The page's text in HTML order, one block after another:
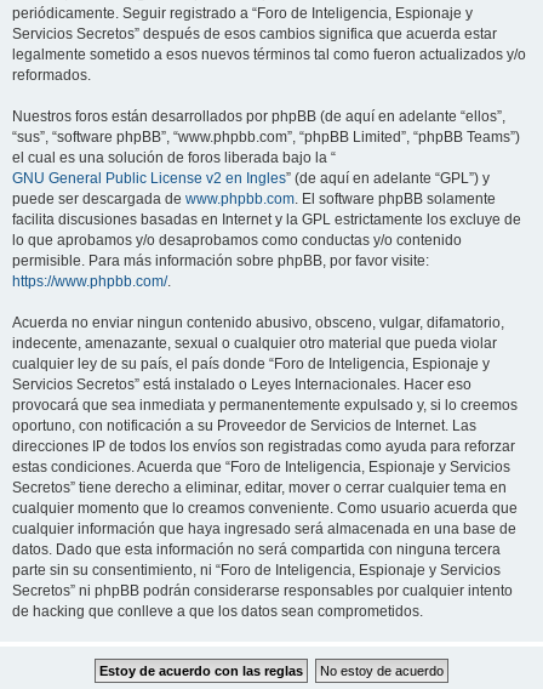
periódicamente. Seguir registrado a “Foro de Inteligencia, Espionaje y
Servicios Secretos” después de esos cambios significa que acuerda estar
legalmente sometido a esos nuevos términos tal como fueron actualizados y/o
reformados.
Nuestros foros están desarrollados por phpBB (de aquí en adelante “ellos”,
“sus”, “software phpBB”, “www.phpbb.com”, “phpBB Limited”, “phpBB Teams”)
el cual es una solución de foros liberada bajo la “
GNU General Public License v2 en Ingles” (de aquí en adelante “GPL”) y
puede ser descargada de www.phpbb.com. El software phpBB solamente
facilita discusiones basadas en Internet y la GPL estrictamente los excluye de
lo que aprobamos y/o desaprobamos como conductas y/o contenido
permisible. Para más información sobre phpBB, por favor visite:
https://www.phpbb.com/.
Acuerda no enviar ningun contenido abusivo, obsceno, vulgar, difamatorio,
indecente, amenazante, sexual o cualquier otro material que pueda violar
cualquier ley de su país, el país donde “Foro de Inteligencia, Espionaje y
Servicios Secretos” está instalado o Leyes Internacionales. Hacer eso
provocará que sea inmediata y permanentemente expulsado y, si lo creemos
oportuno, con notificación a su Proveedor de Servicios de Internet. Las
direcciones IP de todos los envíos son registradas como ayuda para reforzar
estas condiciones. Acuerda que “Foro de Inteligencia, Espionaje y Servicios
Secretos” tiene derecho a eliminar, editar, mover o cerrar cualquier tema en
cualquier momento que lo creamos conveniente. Como usuario acuerda que
cualquier información que haya ingresado será almacenada en una base de
datos. Dado que esta información no será compartida con ninguna tercera
parte sin su consentimiento, ni “Foro de Inteligencia, Espionaje y Servicios
Secretos” ni phpBB podrán considerarse responsables por cualquier intento
de hacking que conlleve a que los datos sean comprometidos.